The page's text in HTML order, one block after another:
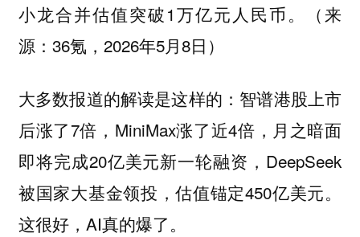
小龙合并估值突破1万亿元人民币。（来
源：36氪，2026年5月8日）
大多数报道的解读是这样的：智谱港股上市
后涨了7倍，MiniMax涨了近4倍，月之暗面
即将完成20亿美元新一轮融资，DeepSeek
被国家大基金领投，估值锚定450亿美元。
这很好，AI真的爆了。